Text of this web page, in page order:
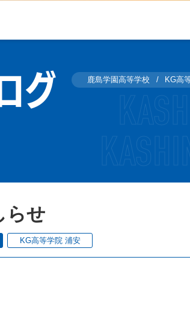
グ 鹿島学園高等学校 KG高
らせ
KG高等学院 浦安